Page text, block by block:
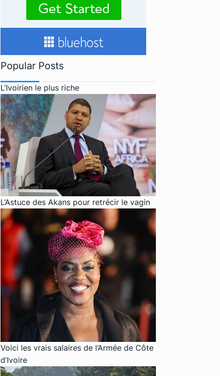
Popular Posts
L’Ivoirien le plus riche
L’Astuce des Akans pour retrécir le vagin
Voici les vrais salaires de l’Armée de Côte
d’Ivoire